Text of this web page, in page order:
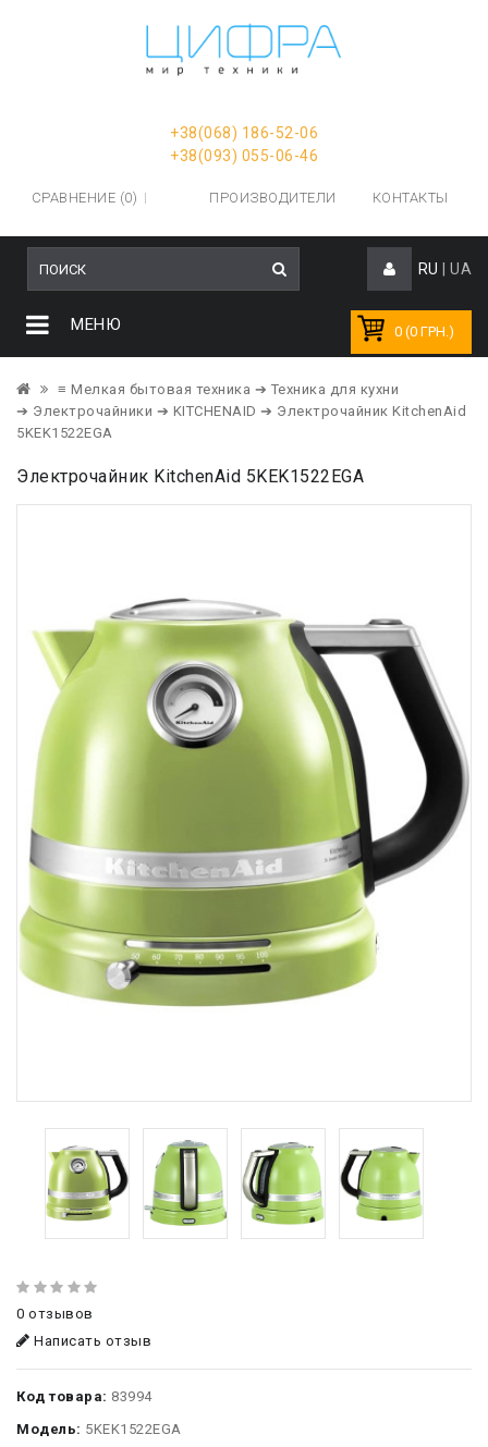
+38(068) 186-52-06
+38(093) 055-06-46
СРАВНЕНИЕ (0) ПРОИЗВОДИТЕЛИ КОНТАКТЫ
RU UA
0 (0 ГРН.)
МЕНЮ
≡ Мелкая бытовая техника ➔ Техника для кухни
➔ Электрочайники ➔ KITCHENAID ➔ Электрочайник KitchenAid
5KEK1522EGA
Электрочайник KitchenAid 5KEK1522EGA
0 отзывов
Написать отзыв
Код товара: 83994
Модель: 5KEK1522EGA